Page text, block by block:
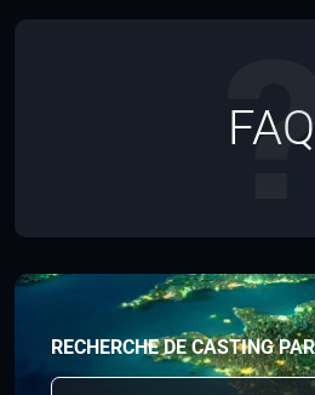
FAQ
RECHERCHE DE CASTING